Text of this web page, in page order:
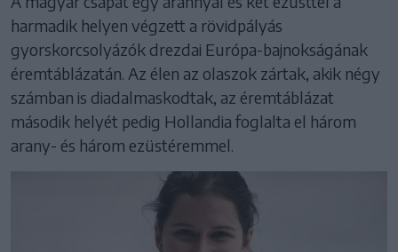
harmadik helyen végzett a rövidpályás
gyorskorcsolyázók drezdai Európa-bajnokságának
éremtáblázatán. Az élen az olaszok zártak, akik négy
számban is diadalmaskodtak, az éremtáblázat
második helyét pedig Hollandia foglalta el három
arany- és három ezüstéremmel.